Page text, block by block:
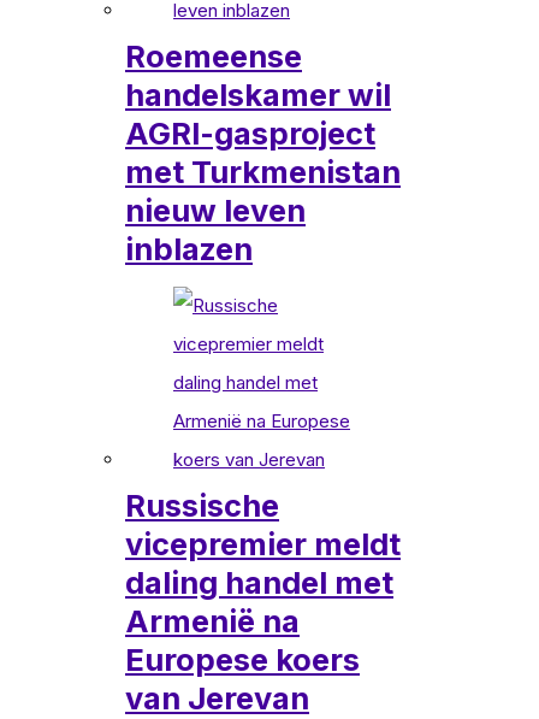
Roemeense
handelskamer wil
AGRI-gasproject
met Turkmenistan
nieuw leven
inblazen
Russische
vicepremier meldt
daling handel met
Armenië na
Europese koers
van Jerevan